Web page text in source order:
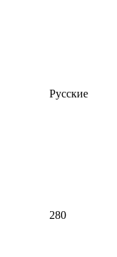
Русские
280